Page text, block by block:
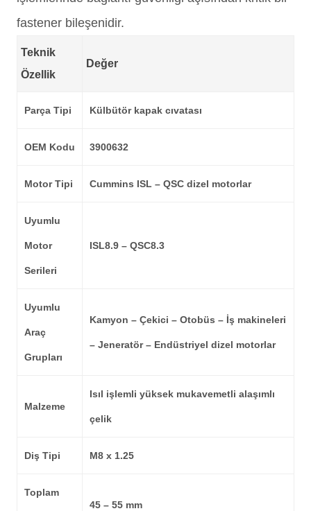
fastener bileşenidir.
Teknik
Özellik
Değer
Parça Tipi Külbütör kapak cıvatası
OEM Kodu 3900632
Motor Tipi Cummins ISL – QSC dizel motorlar
Uyumlu
Motor
Serileri
ISL8.9 – QSC8.3
Uyumlu
Araç
Grupları
Kamyon – Çekici – Otobüs – İş makineleri
– Jeneratör – Endüstriyel dizel motorlar
Malzeme
Isıl işlemli yüksek mukavemetli alaşımlı
çelik
Diş Tipi M8 x 1.25
Toplam
45 – 55 mm